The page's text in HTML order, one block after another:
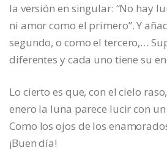
la versión en singular: “No hay
ni amor como el primero”. Y
segundo, o como el tercero,…
diferentes y cada uno tiene su
Lo cierto es que, con el cielo
enero la luna parece lucir con
Como los ojos de los
¡Buen día!